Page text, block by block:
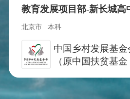
教育发展项目部-新长城高
北京市 本科
中国乡村发展基金
（原中国扶贫基金